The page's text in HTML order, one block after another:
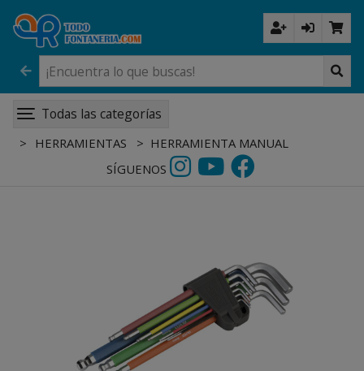
Todas las categorías
HERRAMIENTAS
HERRAMIENTA MANUAL
SÍGUENOS